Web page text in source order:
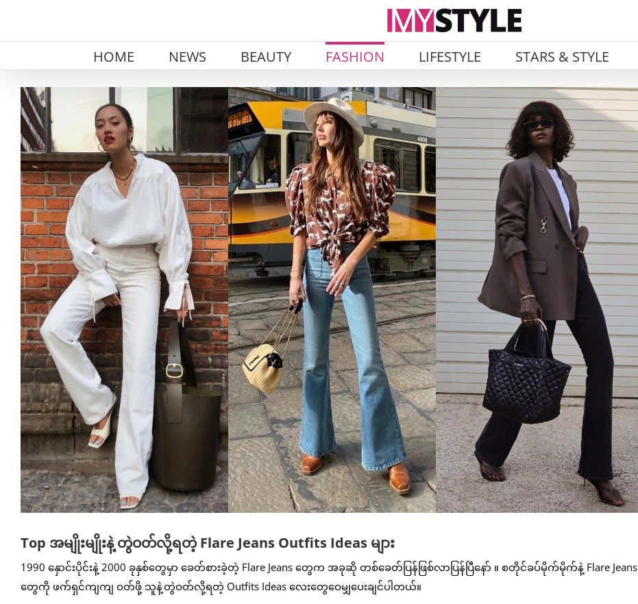
HOME NEWS BEAUTY FASHION LIFESTYLE STARS & STYLE
View
Larger
Image
Top အမျိုးမျိုးနဲ့ တွဲဝတ်လို့ရတဲ့ Flare Jeans Outfits Ideas များ
1990 နှောင်းပိုင်းနဲ့ 2000 ခုနှစ်တွေမှာ ခေတ်စားခဲ့တဲ့ Flare Jeans တွေက အခုဆို တစ်ခေတ်ပြန်ဖြစ်လာပြန်ပြီနော် ။ စတိုင်ခပ်မိုက်မိုက်နဲ့ Flare Jeans
တွေကို ဖက်ရှင်ကျကျ ဝတ်ဖို့ သူနဲ့တွဲဝတ်လို့ရတဲ့ Outfits Ideas လေးတွေဝေမျှပေးချင်ပါတယ်။